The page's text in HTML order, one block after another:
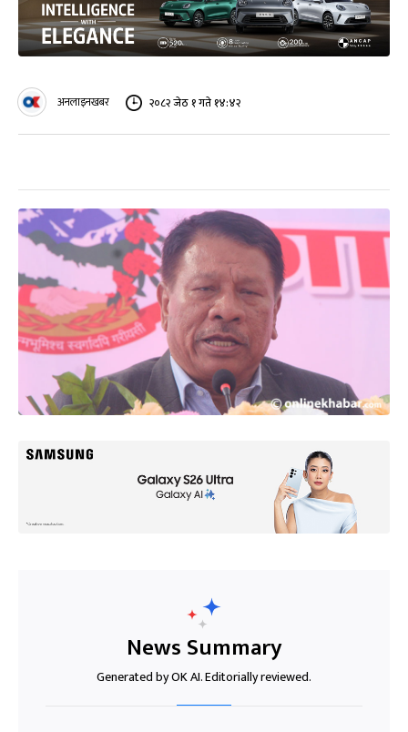
अनलाइनखबर २०८२ जेठ १ गते १४:४२
News Summary
Generated by OK AI. Editorially reviewed.